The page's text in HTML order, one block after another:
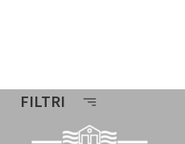
FILTRI